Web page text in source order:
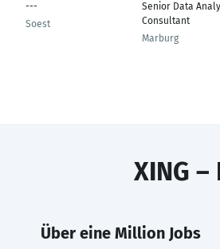
---
Soest
Senior Data
Consultant
Marburg
XING
Über eine Million Jobs